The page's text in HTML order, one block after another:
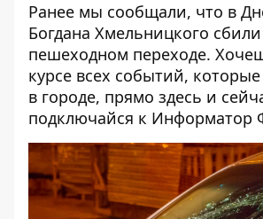
Ранее мы сообщали, что в
Богдана Хмельницкого
пешеходном переходе.
курсе всех событий,
в городе, прямо здесь и
подключайся к Информатор